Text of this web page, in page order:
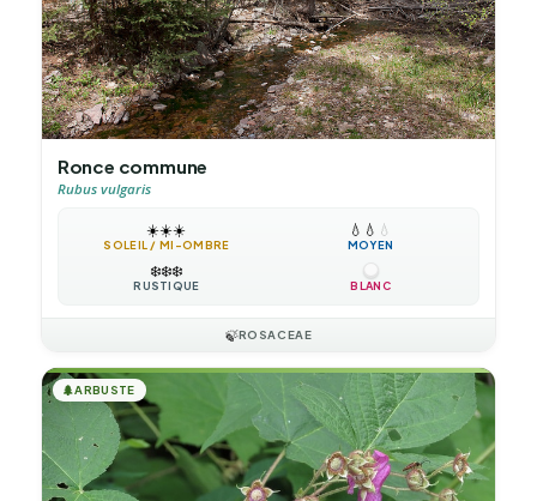
Ronce commune
Rubus vulgaris
☀️☀️☀️
SOLEIL / MI-OMBRE
💧 💧 💧
MOYEN
❄️❄️❄️
RUSTIQUE BLANC
🍃ROSACEAE
🌲ARBUSTE